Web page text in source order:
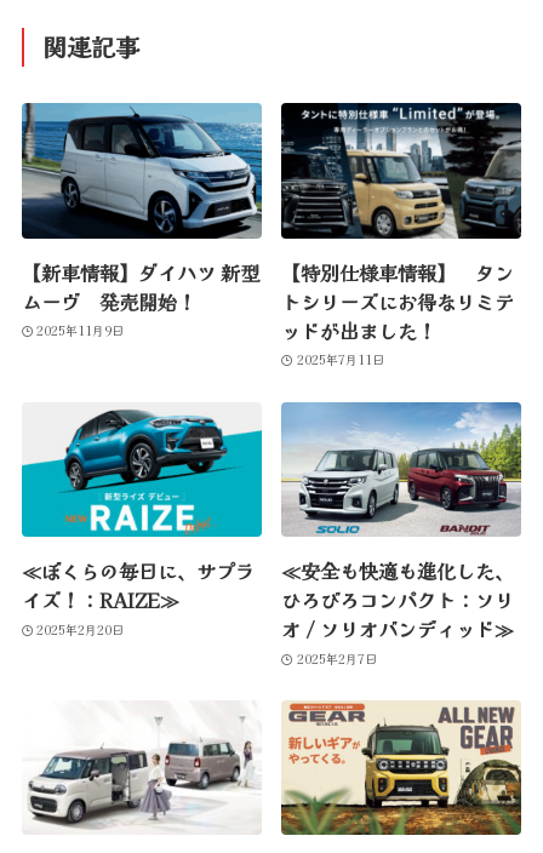
関連記事
【新車情報】ダイハツ 新型
ムーヴ 発売開始！
2025年11月9日
【特別仕様車情報】 タン
トシリーズにお得なリミテ
ッドが出ました！
2025年7月11日
≪ぼくらの毎日に、サプラ
イズ！：RAIZE≫
2025年2月20日
≪安全も快適も進化した、
ひろびろコンパクト：ソリ
オ / ソリオバンディッド≫
2025年2月7日